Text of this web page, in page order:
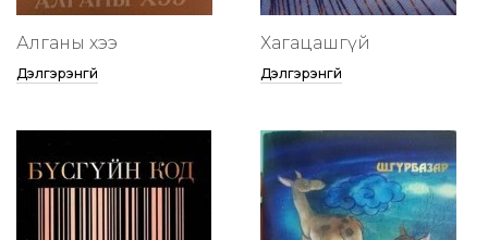
Алганы хээ
Дэлгэрэнгүй
Хагацашгүй
Дэлгэрэнгүй